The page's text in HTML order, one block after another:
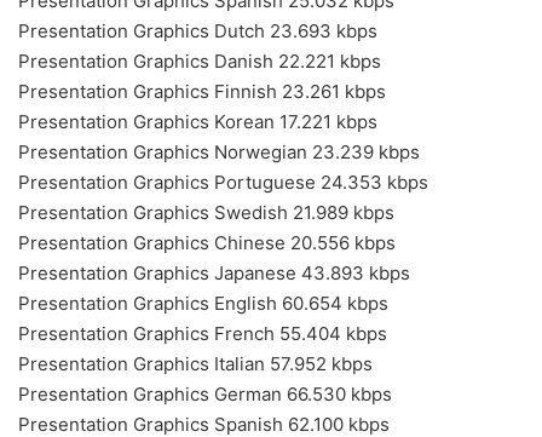
Presentation Graphics Dutch 23.693 kbps
Presentation Graphics Danish 22.221 kbps
Presentation Graphics Finnish 23.261 kbps
Presentation Graphics Korean 17.221 kbps
Presentation Graphics Norwegian 23.239 kbps
Presentation Graphics Portuguese 24.353 kbps
Presentation Graphics Swedish 21.989 kbps
Presentation Graphics Chinese 20.556 kbps
Presentation Graphics Japanese 43.893 kbps
Presentation Graphics English 60.654 kbps
Presentation Graphics French 55.404 kbps
Presentation Graphics Italian 57.952 kbps
Presentation Graphics German 66.530 kbps
Presentation Graphics Spanish 62.100 kbps